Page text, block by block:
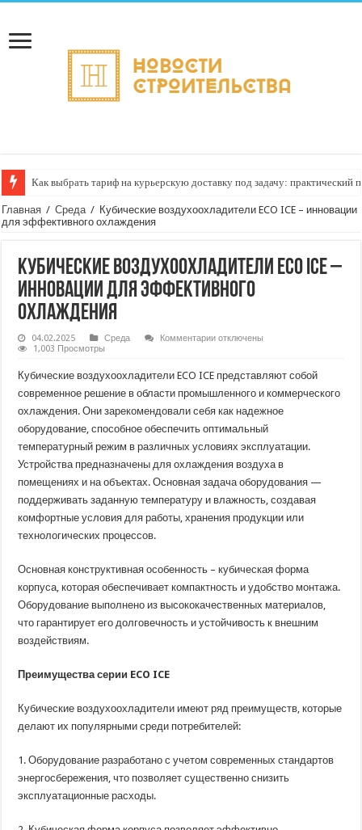
Как выбрать тариф на курьерскую доставку под задачу: практический
Доставка скоропортящихся товаров: температурный режим — как
Главная / Среда / Кубические воздухоохладители ECO ICE – инновации
для эффективного охлаждения
Кубические воздухоохладители ECO ICE –
инновации для эффективного
охлаждения
04.02.2025 Среда Комментариик
ECO
ICE
–
инновации
эффективного
охлаждения
отключены
1,003 Просмотры
Кубические воздухоохладители ECO ICE представляют собой
современное решение в области промышленного и коммерческого
охлаждения. Они зарекомендовали себя как надежное
оборудование, способное обеспечить оптимальный
температурный режим в различных условиях эксплуатации.
Устройства предназначены для охлаждения воздуха в
помещениях и на объектах. Основная задача оборудования —
поддерживать заданную температуру и влажность, создавая
комфортные условия для работы, хранения продукции или
технологических процессов.
Основная конструктивная особенность – кубическая форма
корпуса, которая обеспечивает компактность и удобство монтажа.
Оборудование выполнено из высококачественных материалов,
что гарантирует его долговечность и устойчивость к внешним
воздействиям.
Преимущества серии ECO ICE
Кубические воздухоохладители имеют ряд преимуществ, которые
делают их популярными среди потребителей:
1. Оборудование разработано с учетом современных стандартов
энергосбережения, что позволяет существенно снизить
эксплуатационные расходы.